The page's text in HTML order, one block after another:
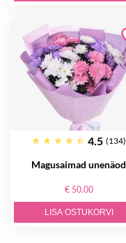
4.5 (134)
Magusaimad unenäod
€ 50.00
LISA OSTUKORVI